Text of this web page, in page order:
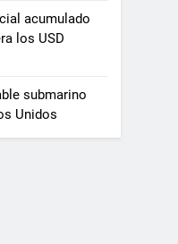
acumulado
los USD
submarino
Unidos